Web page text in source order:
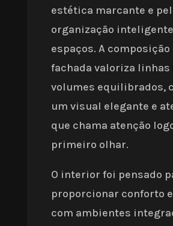
estética marcante e
organização
espaços. A composição
fachada valoriza linhas
volumes equilibrados,
um visual elegante e
que chama atenção
primeiro olhar.
O interior foi pensado
proporcionar conforto
com ambientes